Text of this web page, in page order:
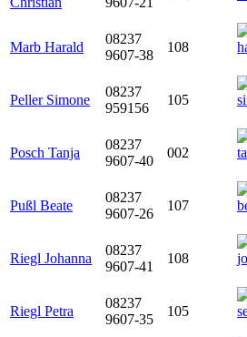
Marb Harald
08237
9607-38
108
Peller Simone
08237
959156
105
Posch Tanja
08237
9607-40
002
Pußl Beate
08237
9607-26
107
Riegl Johanna
08237
9607-41
108
Riegl Petra
08237
9607-35
105